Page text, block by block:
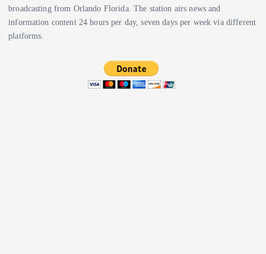
broadcasting from Orlando Florida. The station airs news and
information content 24 hours per day, seven days per week via different
platforms.